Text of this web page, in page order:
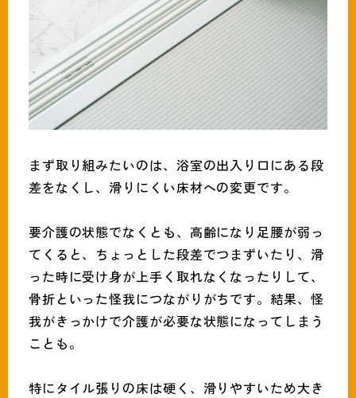
まず取り組みたいのは、浴室の出入り口にある段
差をなくし、滑りにくい床材への変更です。
要介護の状態でなくとも、高齢になり足腰が弱っ
てくると、ちょっとした段差でつまずいたり、滑
った時に受け身が上手く取れなくなったりして、
骨折といった怪我につながりがちです。結果、怪
我がきっかけで介護が必要な状態になってしまう
ことも。
特にタイル張りの床は硬く、滑りやすいため大き